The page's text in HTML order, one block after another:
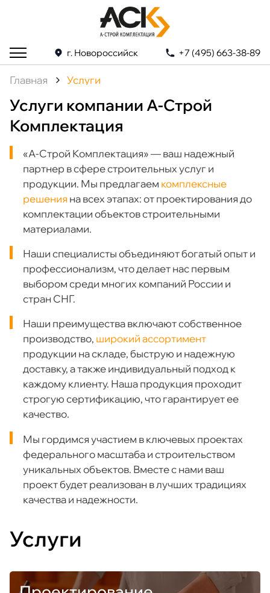
г. Новороссийск +7 (495) 663-38-89
Главная Услуги
Услуги компании А-Строй
Комплектация
«А-Строй Комплектация» — ваш надежный
партнер в сфере строительных услуг и
продукции. Мы предлагаем комплексные
решения на всех этапах: от проектирования до
комплектации объектов строительными
материалами.
Наши специалисты объединяют богатый опыт и
профессионализм, что делает нас первым
выбором среди многих компаний России и
стран СНГ.
Наши преимущества включают собственное
производство, широкий ассортимент
продукции на складе, быструю и надежную
доставку, а также индивидуальный подход к
каждому клиенту. Наша продукция проходит
строгую сертификацию, что гарантирует ее
качество.
Мы гордимся участием в ключевых проектах
федерального масштаба и строительством
уникальных объектов. Вместе с нами ваш
проект будет реализован в лучших традициях
качества и надежности.
Услуги